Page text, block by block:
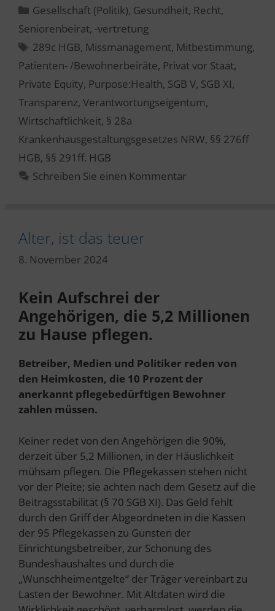
Kategorien
Gesellschaft (Politik), Gesundheit, Recht,
Seniorenbeirat, -vertretung
Schlagwörter
289c HGB, Missmanagement, Mitbestimmung,
Patienten- /Bewohnerbeiräte, Privat vor Staat,
Private Equity, Purpose:Health, SGB V, SGB XI,
Transparenz, Verantwortungseigentum,
Wirtschaftlichkeit, § 28a
Krankenhausgestaltungsgesetzes NRW, §§ 276ff
HGB, §§ 291ff. HGB
Schreiben Sie einen Kommentar
Alter, ist das teuer
8. November 2024
Kein Aufschrei der
Angehörigen, die 5,2 Millionen
zu Hause pflegen.
Betreiber, Medien und Politiker reden von
den Heimkosten, die 10 Prozent der
anerkannt pflegebedürftigen Bewohner
zahlen müssen.
Keiner redet von den Angehörigen die 90%,
derzeit über 5,2 Millionen, in der Häuslichkeit
mühsam pflegen. Die Pflegekassen stehen nicht
vor der Pleite; sie achten nach dem Gesetz auf die
Beitragsstabilität (§ 70 SGB XI). Das Geld fehlt
durch den Griff der Abgeordneten in die Kassen
der 95 Pflegekassen zu Gunsten der
Einrichtungsbetreiber, zur Schonung des
Bundeshaushaltes und durch die
„Wunschheimentgelte“ der Träger vereinbart zu
Lasten der Bewohner. Mit Altdaten wird die